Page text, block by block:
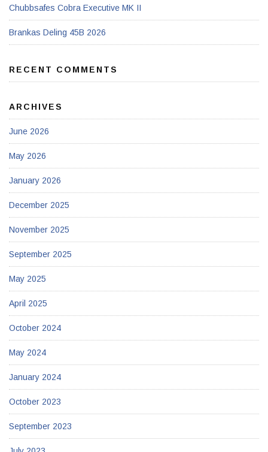
Chubbsafes Cobra Executive MK II
Brankas Deling 45B 2026
RECENT COMMENTS
ARCHIVES
June 2026
May 2026
January 2026
December 2025
November 2025
September 2025
May 2025
April 2025
October 2024
May 2024
January 2024
October 2023
September 2023